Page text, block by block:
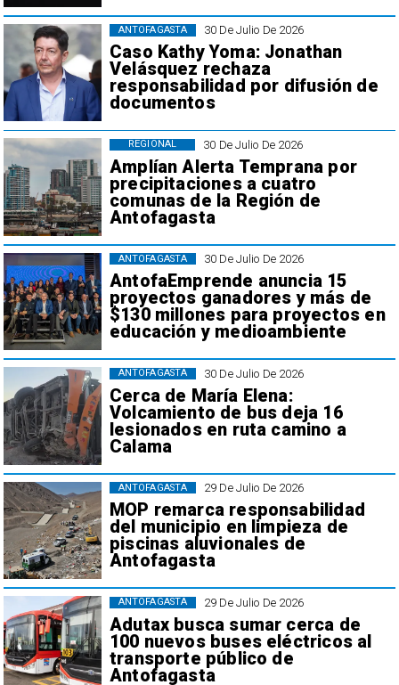
30 De Julio De 2026
Caso Kathy Yoma: Jonathan
Velásquez rechaza
responsabilidad por difusión de
documentos
ANTOFAGASTA
30 De Julio De 2026
Amplían Alerta Temprana por
precipitaciones a cuatro
comunas de la Región de
Antofagasta
REGIONAL
30 De Julio De 2026
AntofaEmprende anuncia 15
proyectos ganadores y más de
$130 millones para proyectos en
educación y medioambiente
ANTOFAGASTA
30 De Julio De 2026
Cerca de María Elena:
Volcamiento de bus deja 16
lesionados en ruta camino a
Calama
ANTOFAGASTA
29 De Julio De 2026
MOP remarca responsabilidad
del municipio en limpieza de
piscinas aluvionales de
Antofagasta
ANTOFAGASTA
29 De Julio De 2026
Adutax busca sumar cerca de
100 nuevos buses eléctricos al
transporte público de
Antofagasta
ANTOFAGASTA